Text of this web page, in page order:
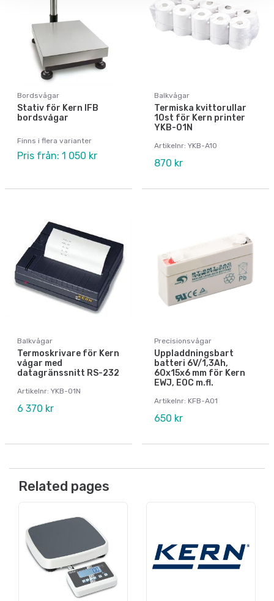
Bordsvågar
Stativ för Kern IFB
bordsvågar
Finns i flera varianter
Pris från: 1 050 kr
Balkvågar
Termiska kvittorullar
10st för Kern printer
YKB-01N
Artikelnr: YKB-A10
870 kr
Balkvågar
Termoskrivare för Kern
vågar med
datagränssnitt RS-232
Artikelnr: YKB-01N
6 370 kr
Precisionsvågar
Uppladdningsbart
batteri 6V/1,3Ah,
60x15x6 mm för Kern
EWJ, EOC m.fl.
Artikelnr: KFB-A01
650 kr
Related pages